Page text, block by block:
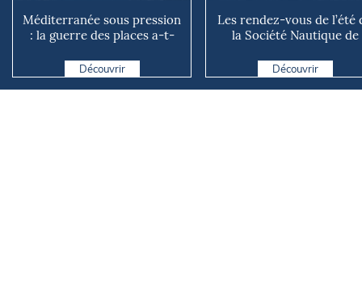
Méditerranée sous pression
: la guerre des places a-t-
Découvrir
Les rendez-vous de l’été
la Société Nautique de
Découvrir